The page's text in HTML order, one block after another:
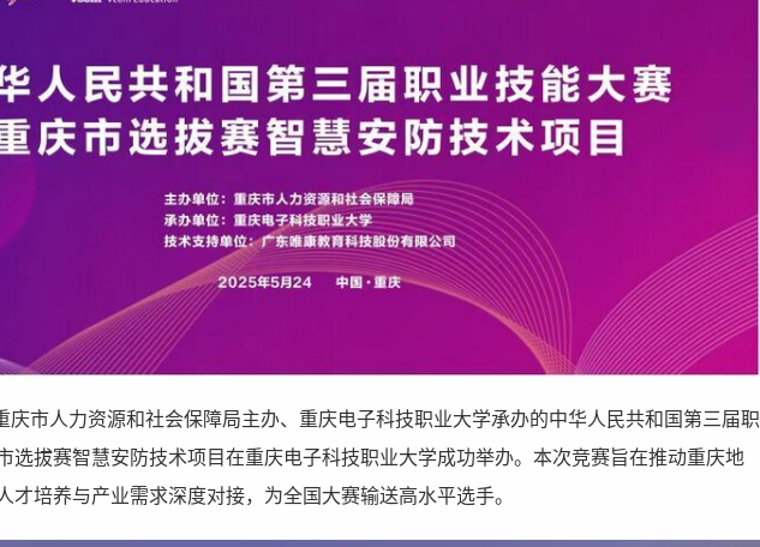
庆市人力资源和社会保障局主办、重庆电子科技职业大学承办的中华人民共和国第三届职
选拔赛智慧安防技术项目在重庆电子科技职业大学成功举办。本次竞赛旨在推动重庆地
才培养与产业需求深度对接，为全国大赛输送高水平选手。